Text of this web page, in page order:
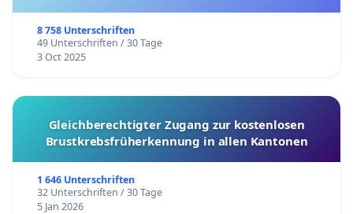
8 758 Unterschriften
49 Unterschriften / 30 Tage
3 Oct 2025
Gleichberechtigter Zugang zur kostenlosen
Brustkrebsfrüherkennung in allen Kantonen
1 646 Unterschriften
32 Unterschriften / 30 Tage
5 Jan 2026